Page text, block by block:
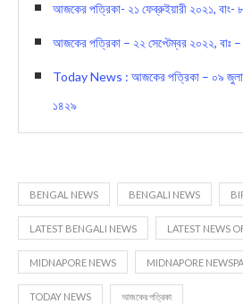
আজকের পত্রিকা- ২১ ফেব্রুইয়ারী ২০২১, বাং-
আজকের পত্রিকা – ২২ সেপ্টেম্বর ২০২২, বাঃ
Today News : আজকের পত্রিকা – ০৯
১৪২৯
BENGAL NEWS BENGALI NEWS
LATEST BENGALI NEWS LATEST NEWS
MIDNAPORE NEWS MIDNAPORE
TODAY NEWS আজকের পত্রিকা